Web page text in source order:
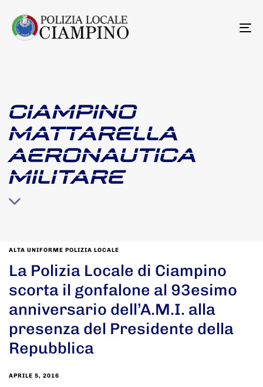
CIAMPINO
MATTARELLA
AERONAUTICA
MILITARE
ALTA UNIFORME POLIZIA LOCALE
La Polizia Locale di Ciampino
scorta il gonfalone al 93esimo
anniversario dell’A.M.I. alla
presenza del Presidente della
Repubblica
APRILE 5, 2016